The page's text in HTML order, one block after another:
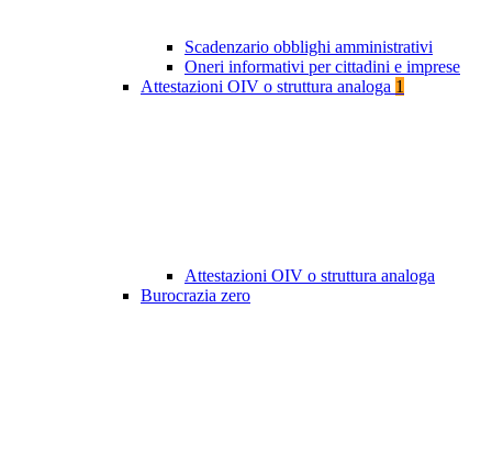
Scadenzario obblighi amministrativi
Oneri informativi per cittadini e imprese
Attestazioni OIV o struttura analoga 1
Attestazioni OIV o struttura analoga
Burocrazia zero